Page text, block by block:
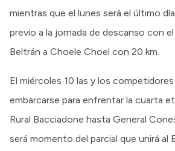
mientras que el lunes será el último
previo a la jornada de descanso con
Beltrán a Choele Choel con 20 km.
El miércoles 10 las y los
embarcarse para enfrentar la cuarta
Rural Bacciadone hasta General
será momento del parcial que unirá al